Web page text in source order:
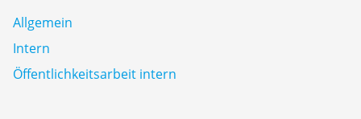
Allgemein
Intern
Öffentlichkeitsarbeit intern